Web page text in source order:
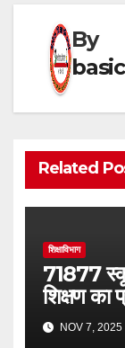
By
Related
शिक्षाविभाग
71877
शिक्षण का
NOV 7, 2025